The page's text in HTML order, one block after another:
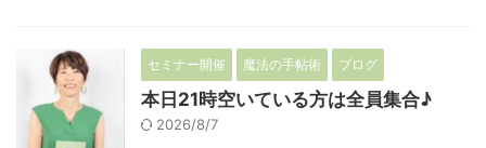
セミナー開催 魔法の手帖術 ブログ
本日21時空いている方は全員集合♪
2026/8/7